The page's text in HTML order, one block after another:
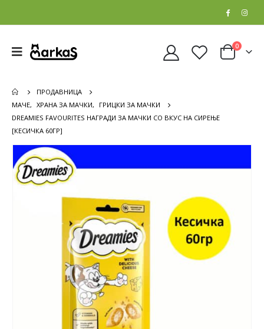
0
ПРОДАВНИЦА
МАЧЕ, ХРАНА ЗА МАЧКИ,
ГРИЦКИ ЗА МАЧКИ
DREAMIES FAVOURITES НАГРАДИ ЗА МАЧКИ СО ВКУС НА СИРЕЊЕ
[КЕСИЧКА 60ГР]